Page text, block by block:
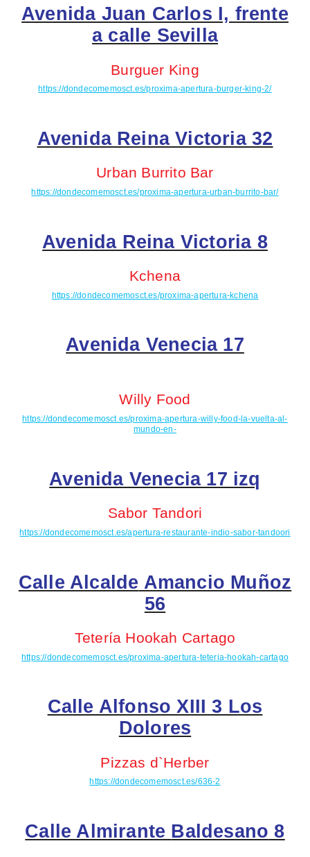
Avenida Juan Carlos I, frente
a calle Sevilla
Burguer King
https://dondecomemosct.es/proxima-apertura-burger-king-2/
Avenida Reina Victoria 32
Urban Burrito Bar
https://dondecomemosct.es/proxima-apertura-urban-burrito-bar/
Avenida Reina Victoria 8
Kchena
https://dondecomemosct.es/proxima-apertura-kchena
Avenida Venecia 17
Willy Food
https://dondecomemosct.es/proxima-apertura-willy-food-la-vuelta-al-
mundo-en-
Avenida Venecia 17 izq
Sabor Tandori
https://dondecomemosct.es/apertura-restaurante-indio-sabor-tandoori
Calle Alcalde Amancio Muñoz
56
Tetería Hookah Cartago
https://dondecomemosct.es/proxima-apertura-teteria-hookah-cartago
Calle Alfonso XIII 3 Los
Dolores
Pizzas d`Herber
https://dondecomemosct.es/636-2
Calle Almirante Baldesano 8